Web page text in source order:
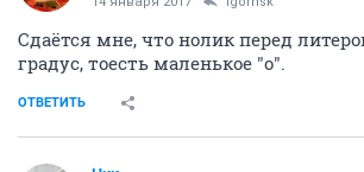
Сдаётся мне, что нолик перед
градус, тоесть маленькое "о".
ОТВЕТИТЬ